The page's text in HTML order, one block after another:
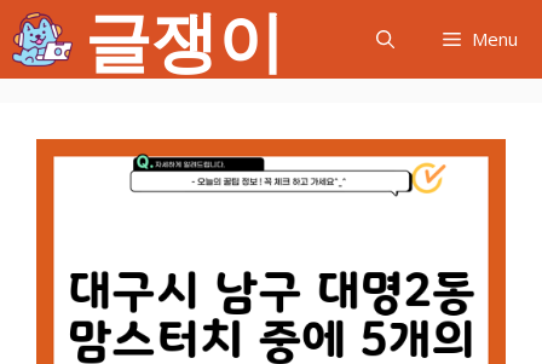
텐
츠
글쟁이 Menu